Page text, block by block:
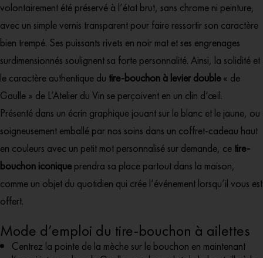
volontairement été préservé à l’état brut, sans chrome ni peinture,
avec un simple vernis transparent pour faire ressortir son caractère
bien trempé. Ses puissants rivets en noir mat et ses engrenages
surdimensionnés soulignent sa forte personnalité. Ainsi, la solidité et
le caractère authentique du tire-bouchon à levier double« de
Gaulle » de L’Atelier du Vin se perçoivent en un clin d’œil.
Présenté dans un écrin graphique jouant sur le blanc et le jaune, ou
soigneusement emballé par nos soins dans un coffret-cadeau haut
en couleurs avec un petit mot personnalisé sur demande, ce tire-
bouchon iconiqueprendra sa place partout dans la maison,
comme un objet du quotidien qui crée l’événement lorsqu’il vous est
offert.
Mode d’emploi du tire-bouchon à ailettes
Centrez la pointe de la mèche sur le bouchon en maintenant